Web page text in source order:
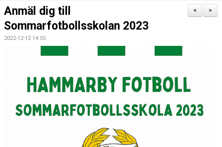
>
<
Anmäl dig till
Sommarfotbollsskolan 2023
2022-12-12 14:55